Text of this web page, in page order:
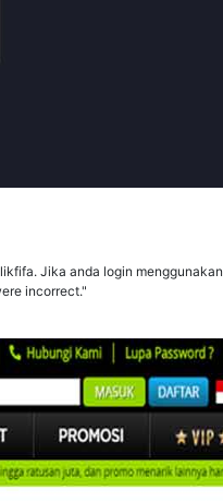
Jika anda login menggunakan
incorrect."